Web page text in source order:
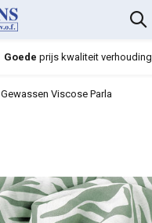
Goede prijs kwaliteit verhouding
Gewassen Viscose Parla